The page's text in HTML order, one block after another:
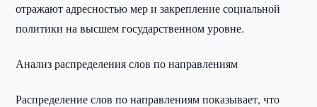
отражают адресностью мер и закрепление социальной
политики на высшем государственном уровне.
Анализ распределения слов по направлениям
Распределение слов по направлениям показывает, что